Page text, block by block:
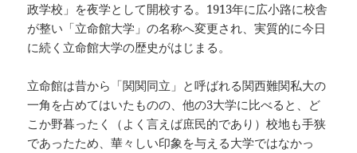
政学校」を夜学として開校する。1913年に広小路に校舎
が整い「立命館大学」の名称へ変更され、実質的に今日
に続く立命館大学の歴史がはじまる。
立命館は昔から「関関同立」と呼ばれる関西難関私大の
一角を占めてはいたものの、他の3大学に比べると、ど
こか野暮ったく（よく言えば庶民的であり）校地も手狭
であったため、華々しい印象を与える大学ではなかっ